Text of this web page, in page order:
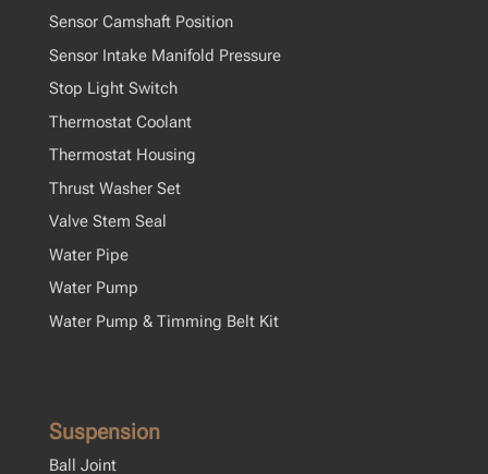
Sensor Camshaft Position
Sensor Intake Manifold Pressure
Stop Light Switch
Thermostat Coolant
Thermostat Housing
Thrust Washer Set
Valve Stem Seal
Water Pipe
Water Pump
Water Pump & Timming Belt Kit
Suspension
Ball Joint